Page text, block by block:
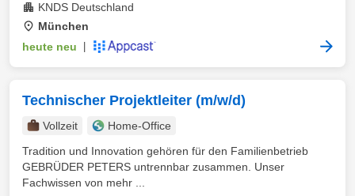
KNDS Deutschland
München
heute neu
Technischer Projektleiter (m/w/d)
Vollzeit
Home-Office
Tradition und Innovation gehören für den Familienbetrieb
GEBRÜDER PETERS untrennbar zusammen. Unser
Fachwissen von mehr ...